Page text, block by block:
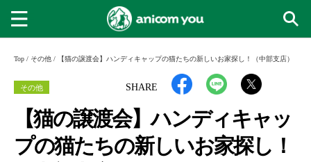
Top / その他 / 【猫の譲渡会】ハンディキャップの猫たちの新しいお家探し！（中部支店）
SHARE
その他
【猫の譲渡会】ハンディキャッ
プの猫たちの新しいお家探し！